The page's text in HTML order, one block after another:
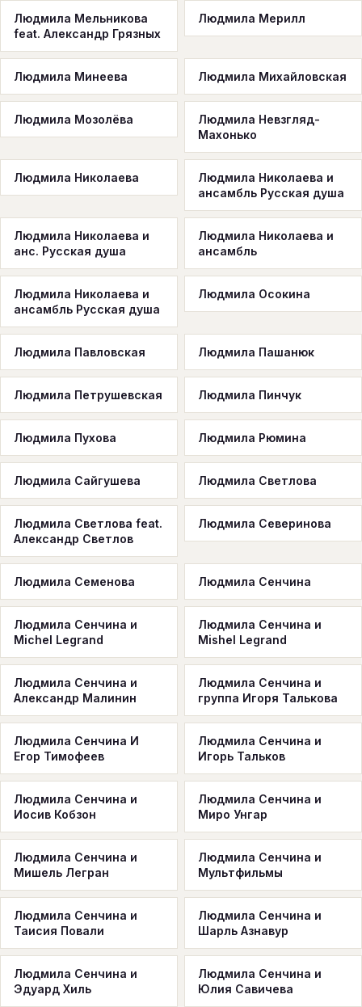
Людмила Мельникова
feat. Александр Грязных
Людмила Мерилл
Людмила Минеева Людмила Михайловская
Людмила Мозолёва
Людмила Невзгляд-
Махонько
Людмила Николаева
Людмила Николаева и
ансамбль Русская душа
Людмила Николаева и
анс. Русская душа
Людмила Николаева и
ансамбль
Людмила Николаева и
ансамбль Русская душа
Людмила Осокина
Людмила Павловская Людмила Пашанюк
Людмила Петрушевская Людмила Пинчук
Людмила Пухова Людмила Рюмина
Людмила Сайгушева Людмила Светлова
Людмила Светлова feat.
Александр Светлов
Людмила Северинова
Людмила Семенова Людмила Сенчина
Людмила Сенчина и
Michel Legrand
Людмила Сенчина и
Mishel Legrand
Людмила Сенчина и
Александр Малинин
Людмила Сенчина и
группа Игоря Талькова
Людмила Сенчина И
Егор Тимофеев
Людмила Сенчина и
Игорь Тальков
Людмила Сенчина и
Иосив Кобзон
Людмила Сенчина и
Миро Унгар
Людмила Сенчина и
Мишель Легран
Людмила Сенчина и
Мультфильмы
Людмила Сенчина и
Таисия Повали
Людмила Сенчина и
Шарль Азнавур
Людмила Сенчина и
Эдуард Хиль
Людмила Сенчина и
Юлия Савичева